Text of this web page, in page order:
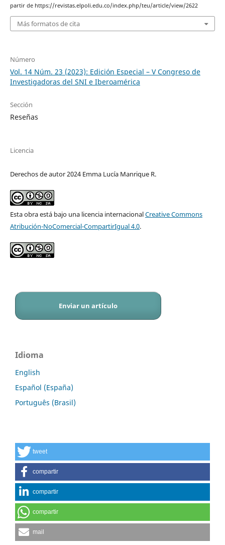
partir de https://revistas.elpoli.edu.co/index.php/teu/article/view/2622
Más formatos de cita
Número
Vol. 14 Núm. 23 (2023): Edición Especial – V Congreso de
Investigadoras del SNI e Iberoamérica
Sección
Reseñas
Licencia
Derechos de autor 2024 Emma Lucía Manrique R.
Esta obra está bajo una licencia internacionalCreative Commons
Atribución-NoComercial-CompartirIgual 4.0.
Enviar un artículo
Idioma
English
Español (España)
Português (Brasil)
tweet
compartir
compartir
compartir
mail